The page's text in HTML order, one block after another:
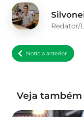
Redator/
Notícia anterior
Veja também